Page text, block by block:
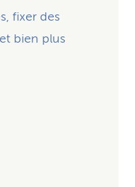
fixer des
bien plus